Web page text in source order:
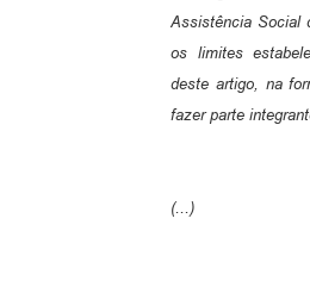
Assistência Social
os limites
deste artigo, na
fazer parte
(...)